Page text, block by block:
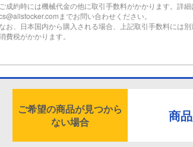
ご成約時には機械代金の他に取引手数料がかかります。詳細
までお問い合わせください。
なお、日本国内から購入される場合、上記取引手数料には別
費税がかかります。
ご希望の商品が見つから
ない場合
商